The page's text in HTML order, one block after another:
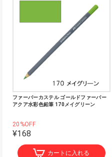
ファーバーカステル ゴールドファーバー
アクア水彩色鉛筆 170メイグリーン
20%OFF
¥168
カートに入れる